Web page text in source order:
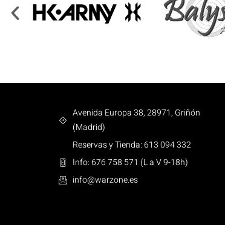
Avenida Europa 38, 28971, Griñón
(Madrid)
Reservas y Tienda: 613 094 332
Info: 676 758 571 (L a V 9-18h)
info@warzone.es